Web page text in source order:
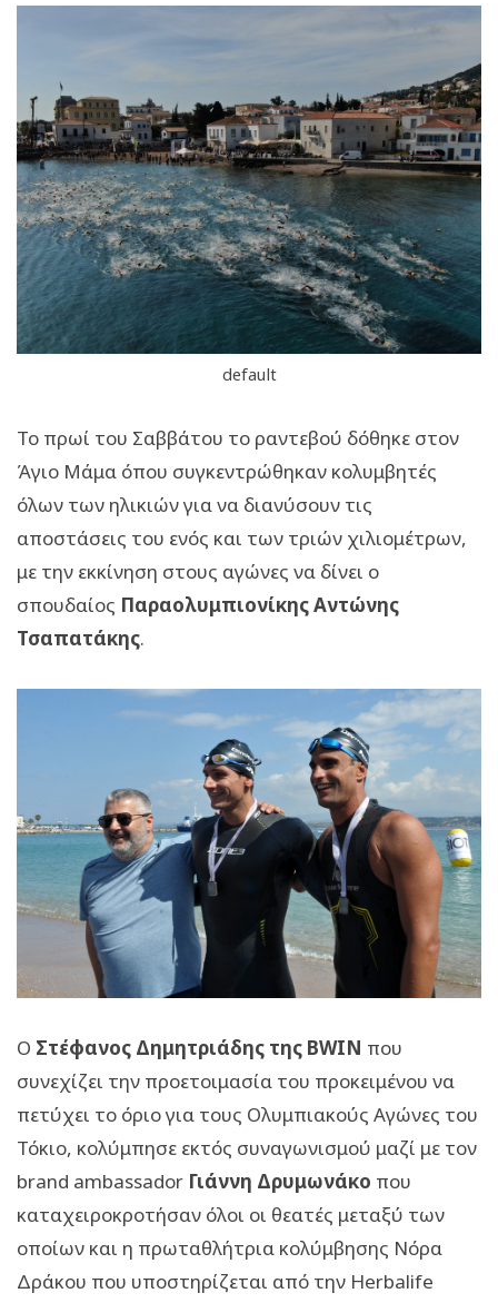
default
Το πρωί του Σαββάτου το ραντεβού δόθηκε στον
Άγιο Μάμα όπου συγκεντρώθηκαν κολυμβητές
όλων των ηλικιών για να διανύσουν τις
αποστάσεις του ενός και των τριών χιλιομέτρων,
με την εκκίνηση στους αγώνες να δίνει ο
σπουδαίος Παραολυμπιονίκης Αντώνης
Τσαπατάκης.
Ο Στέφανος Δημητριάδης της BWIN που
συνεχίζει την προετοιμασία του προκειμένου να
πετύχει το όριο για τους Ολυμπιακούς Αγώνες του
Τόκιο, κολύμπησε εκτός συναγωνισμού μαζί με τον
brand ambassador Γιάννη Δρυμωνάκο που
καταχειροκροτήσαν όλοι οι θεατές μεταξύ των
οποίων και η πρωταθλήτρια κολύμβησης Νόρα
Δράκου που υποστηρίζεται από την Herbalife